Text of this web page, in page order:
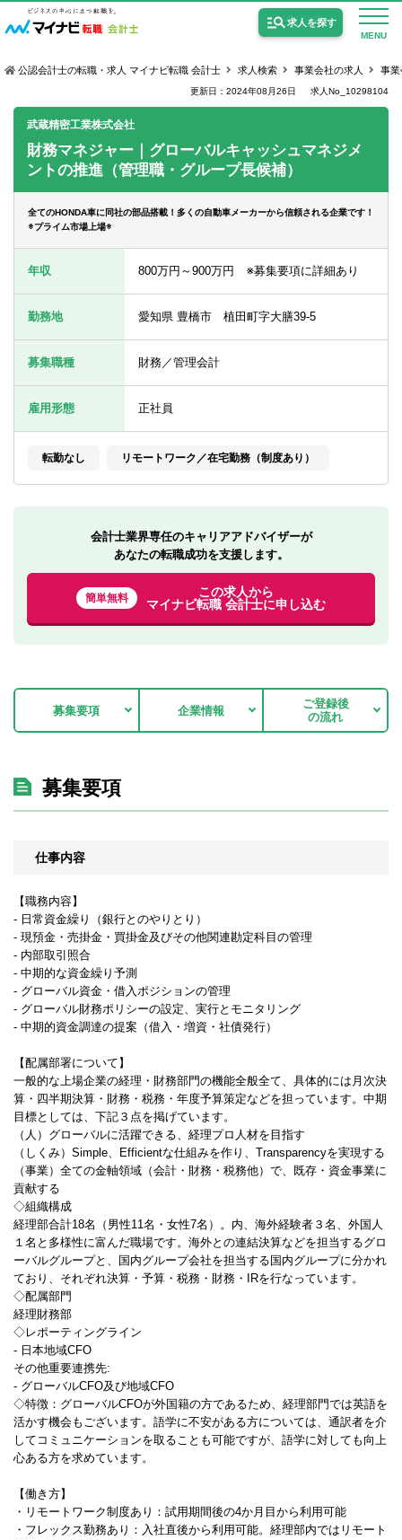
MENU
求人を探す
公認会計士の求人
監査法人の求人
USCPA（米国公認会計士）の求人
女性会計士の転職
ご利用ガイド
非公開求人とは？
転職お役立ち情報
業界情報
公認会計士の転職・求人 マイナビ転職 会計士 求人検索 事業会社の求人 事業
更新日：2024年08月26日 求人No_10298104
武蔵精密工業株式会社
財務マネジャー｜グローバルキャッシュマネジメ
ントの推進（管理職・グループ長候補）
全てのHONDA車に同社の部品搭載！多くの自動車メーカーから信頼される企業です！
※プライム市場上場※
年収 800万円～900万円 ※募集要項に詳細あり
勤務地 愛知県 豊橋市 植田町字大膳39-5
募集職種 財務／管理会計
雇用形態 正社員
転勤なし リモートワーク／在宅勤務（制度あり）
会計士業界専任のキャリアアドバイザーが
あなたの転職成功を支援します。
簡単無料
この求人から
マイナビ転職 会計士に申し込む
募集要項 企業情報
ご登録後
の流れ
募集要項
仕事内容
【職務内容】
- 日常資金繰り（銀行とのやりとり）
- 現預金・売掛金・買掛金及びその他関連勘定科目の管理
- 内部取引照合
- 中期的な資金繰り予測
- グローバル資金・借入ポジションの管理
- グローバル財務ポリシーの設定、実行とモニタリング
- 中期的資金調達の提案（借入・増資・社債発行）
【配属部署について】
一般的な上場企業の経理・財務部門の機能全般全て、具体的には月次決
算・四半期決算・財務・税務・年度予算策定などを担っています。中期
目標としては、下記３点を掲げています。
（人）グローバルに活躍できる、経理プロ人材を目指す
（しくみ）Simple、Efficientな仕組みを作り、Transparencyを実現する
（事業）全ての金軸領域（会計・財務・税務他）で、既存・資金事業に
貢献する
◇組織構成
経理部合計18名（男性11名・女性7名）。内、海外経験者３名、外国人
１名と多様性に富んだ職場です。海外との連結決算などを担当するグロ
ーバルグループと、国内グループ会社を担当する国内グループに分かれ
ており、それぞれ決算・予算・税務・財務・IRを行なっています。
◇配属部門
経理財務部
◇レポーティングライン
- 日本地域CFO
その他重要連携先:
- グローバルCFO及び地域CFO
◇特徴：グローバルCFOが外国籍の方であるため、経理部門では英語を
活かす機会もございます。語学に不安がある方については、通訳者を介
してコミュニケーションを取ることも可能ですが、語学に対しても向上
心ある方を求めています。
【働き方】
・リモートワーク制度あり：試用期間後の4か月目から利用可能
・フレックス勤務あり：入社直後から利用可能。経理部内ではリモート